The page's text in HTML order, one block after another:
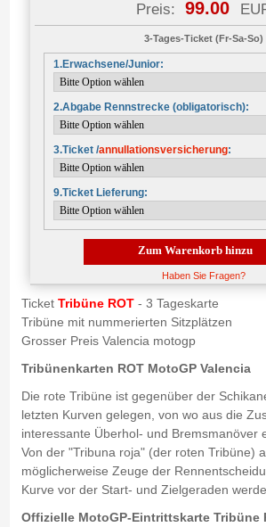
Preis: 99.00
3-Tages-Ticket (Fr-Sa-So)
1.Erwachsene/Junior:
2.Abgabe Rennstrecke (obligatorisch):
3.Ticket /annullationsversicherung:
9.Ticket Lieferung:
Zum Warenkorb hinzu
Haben Sie Fragen?
Ticket Tribüne ROT - 3 Tageskarte
Tribüne mit nummerierten Sitzplätzen
Grosser Preis Valencia motogp
Tribünenkarten ROT MotoGP Valencia
Die rote Tribüne ist gegenüber der
letzten Kurven gelegen, von wo aus die
interessante Überhol- und Bremsmanöver
Von der "Tribuna roja" (der roten Tribüne)
möglicherweise Zeuge der
Kurve vor der Start- und Zielgeraden
Offizielle MotoGP-Eintrittskarte Tribüne